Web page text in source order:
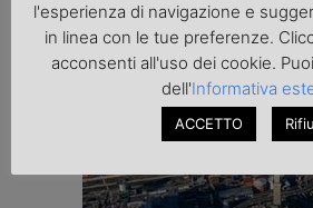
l'esperienza di navigazione e
in linea con le tue preferenze.
acconsenti all'uso dei cookie.
dell'Informativa
ACCETTO